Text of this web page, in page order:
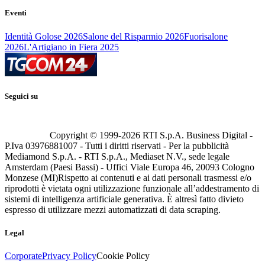
Eventi
Identità Golose 2026Salone del Risparmio 2026Fuorisalone
2026L'Artigiano in Fiera 2025
Seguici su
Copyright © 1999-2026 RTI S.p.A. Business Digital -
P.Iva 03976881007 - Tutti i diritti riservati - Per la pubblicità
Mediamond S.p.A. - RTI S.p.A., Mediaset N.V., sede legale
Amsterdam (Paesi Bassi) - Uffici Viale Europa 46, 20093 Cologno
Monzese (MI)Rispetto ai contenuti e ai dati personali trasmessi e/o
riprodotti è vietata ogni utilizzazione funzionale all’addestramento di
sistemi di intelligenza artificiale generativa. È altresì fatto divieto
espresso di utilizzare mezzi automatizzati di data scraping.
Legal
CorporatePrivacy PolicyCookie Policy